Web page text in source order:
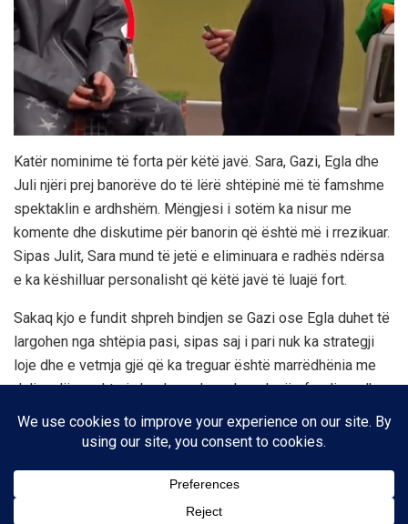
Katër nominime të forta për këtë javë. Sara, Gazi, Egla dhe
Juli njëri prej banorëve do të lërë shtëpinë më të famshme
spektaklin e ardhshëm. Mëngjesi i sotëm ka nisur me
komente dhe diskutime për banorin që është më i rrezikuar.
Sipas Julit, Sara mund të jetë e eliminuara e radhës ndërsa
e ka këshilluar personalisht që këtë javë të luajë fort.
Sakaq kjo e fundit shpreh bindjen se Gazi ose Egla duhet të
largohen nga shtëpia pasi, sipas saj i pari nuk ka strategji
loje dhe e vetmja gjë që ka treguar është marrëdhënia me
Julin ndërsa aktorja ka degraduar shpesh në ofendime dhe
ka dalë keq para publikut.
Biseda e plotë në videon më poshtë: